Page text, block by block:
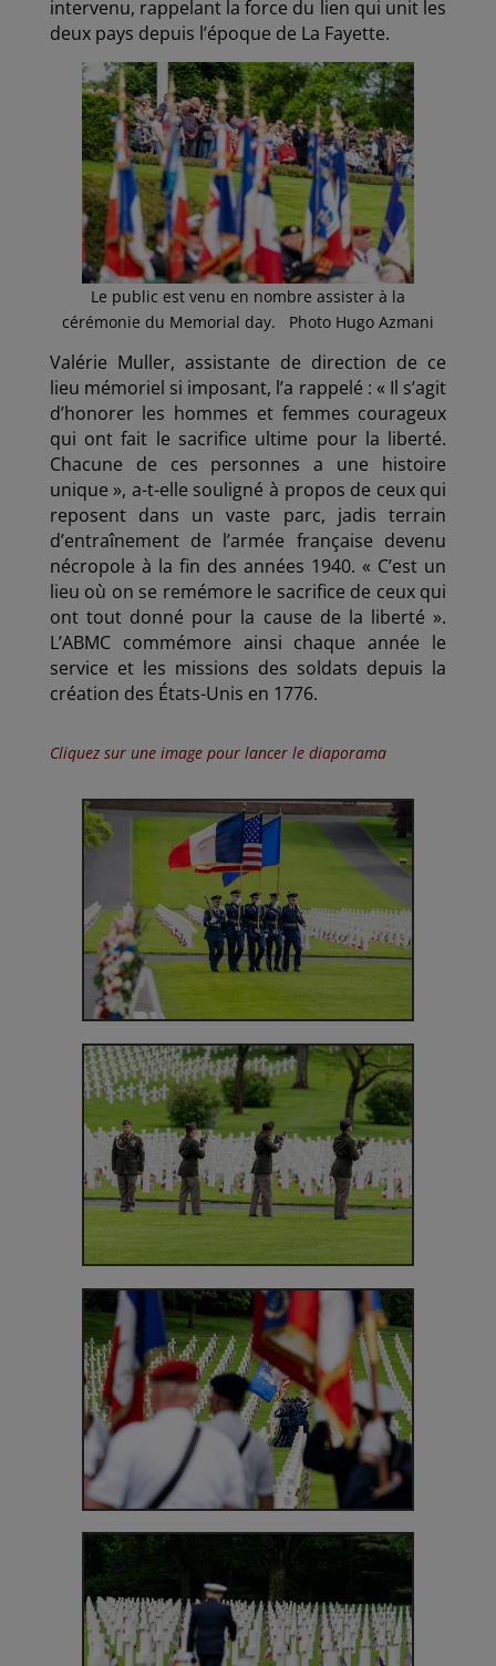
intervenu, rappelant la force du lien qui unit les
deux pays depuis l’époque de La Fayette.
Le public est venu en nombre assister à la
cérémonie du Memorial day. Photo Hugo Azmani
Valérie Muller, assistante de direction de ce
lieu mémoriel si imposant, l’a rappelé : « Il s’agit
d’honorer les hommes et femmes courageux
qui ont fait le sacrifice ultime pour la liberté.
Chacune de ces personnes a une histoire
unique », a-t-elle souligné à propos de ceux qui
reposent dans un vaste parc, jadis terrain
d’entraînement de l’armée française devenu
nécropole à la fin des années 1940. « C’est un
lieu où on se remémore le sacrifice de ceux qui
ont tout donné pour la cause de la liberté ».
L’ABMC commémore ainsi chaque année le
service et les missions des soldats depuis la
création des États-Unis en 1776.
Cliquez sur une image pour lancer le diaporama